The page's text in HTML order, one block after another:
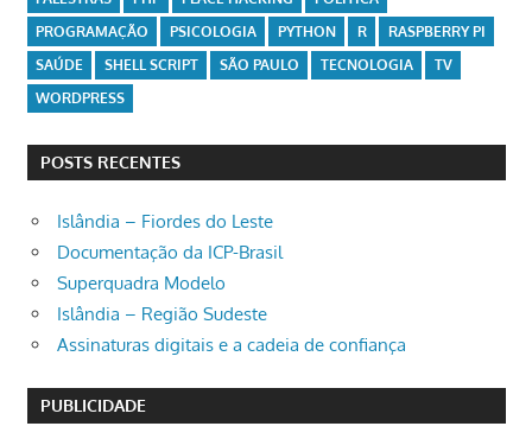
PROGRAMAÇÃO
PSICOLOGIA PYTHON R
RASPBERRY PI
SAÚDE
SHELL SCRIPT SÃO PAULO TECNOLOGIA
TV
WORDPRESS
POSTS RECENTES
Islândia – Fiordes do Leste
Documentação da ICP-Brasil
Superquadra Modelo
Islândia – Região Sudeste
Assinaturas digitais e a cadeia de confiança
PUBLICIDADE